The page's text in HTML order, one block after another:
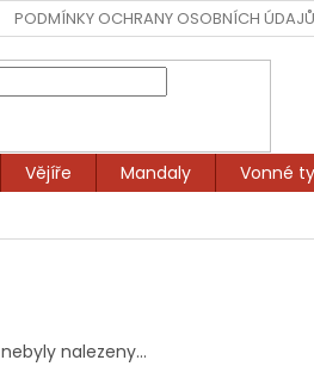
PODMÍNKY OCHRANY OSOBNÍCH ÚDAJŮ
Vějíře Mandaly
Vonné
nebyly nalezeny...